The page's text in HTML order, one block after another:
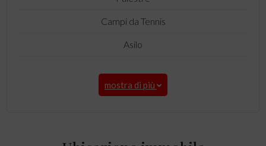
Campi da Tennis
Asilo
mostra di più